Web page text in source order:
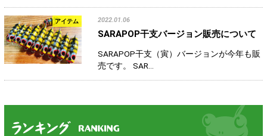
アイテム 2022.01.06
SARAPOP干支バージョン販売について
SARAPOP干支（寅）バージョンが今年も販
売です。 SAR…